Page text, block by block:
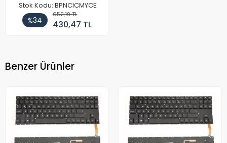
Stok Kodu: BPNCICMYCE
%34
652,19 TL
430,47 TL
Benzer Ürünler